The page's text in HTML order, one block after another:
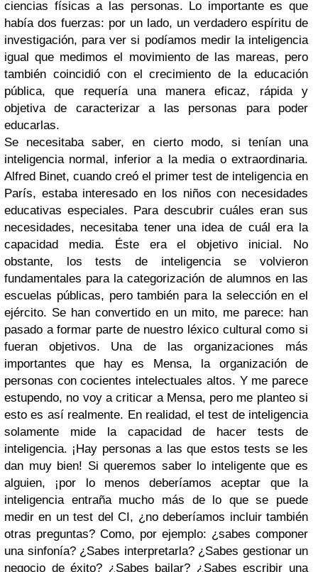
ciencias físicas a las personas. Lo importante es que
había dos fuerzas: por un lado, un verdadero espíritu de
investigación, para ver si podíamos medir la inteligencia
igual que medimos el movimiento de las mareas, pero
también coincidió con el crecimiento de la educación
pública, que requería una manera eficaz, rápida y
objetiva de caracterizar a las personas para poder
educarlas.
Se necesitaba saber, en cierto modo, si tenían una
inteligencia normal, inferior a la media o extraordinaria.
Alfred Binet, cuando creó el primer test de inteligencia en
París, estaba interesado en los niños con necesidades
educativas especiales. Para descubrir cuáles eran sus
necesidades, necesitaba tener una idea de cuál era la
capacidad media. Éste era el objetivo inicial. No
obstante, los tests de inteligencia se volvieron
fundamentales para la categorización de alumnos en las
escuelas públicas, pero también para la selección en el
ejército. Se han convertido en un mito, me parece: han
pasado a formar parte de nuestro léxico cultural como si
fueran objetivos. Una de las organizaciones más
importantes que hay es Mensa, la organización de
personas con cocientes intelectuales altos. Y me parece
estupendo, no voy a criticar a Mensa, pero me planteo si
esto es así realmente. En realidad, el test de inteligencia
solamente mide la capacidad de hacer tests de
inteligencia. ¡Hay personas a las que estos tests se les
dan muy bien! Si queremos saber lo inteligente que es
alguien, ¡por lo menos deberíamos aceptar que la
inteligencia entraña mucho más de lo que se puede
medir en un test del CI, ¿no deberíamos incluir también
otras preguntas? Como, por ejemplo: ¿sabes componer
una sinfonía? ¿Sabes interpretarla? ¿Sabes gestionar un
negocio de éxito? ¿Sabes bailar? ¿Sabes escribir una